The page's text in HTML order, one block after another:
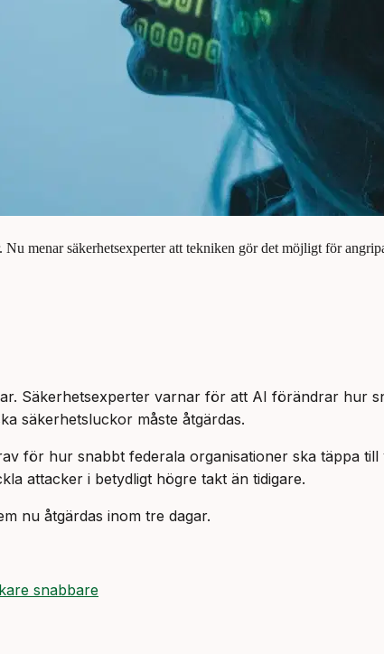
menar säkerhetsexperter att tekniken gör det möjligt för
Säkerhetsexperter varnar för att AI förändrar hur
säkerhetsluckor måste åtgärdas.
för hur snabbt federala organisationer ska täppa
attacker i betydligt högre takt än tidigare.
nu åtgärdas inom tre dagar.
snabbare